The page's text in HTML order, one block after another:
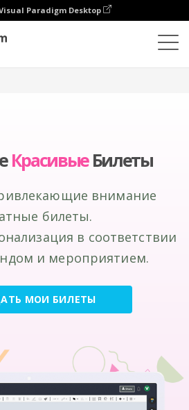
Paradigm Desktop
КрасивыеБилеты
внимание
билеты.
в соответствии
и мероприятием.
МОИ БИЛЕТЫ